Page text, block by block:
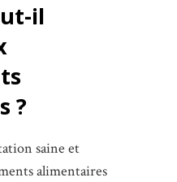
il
?
saine et
alimentaires